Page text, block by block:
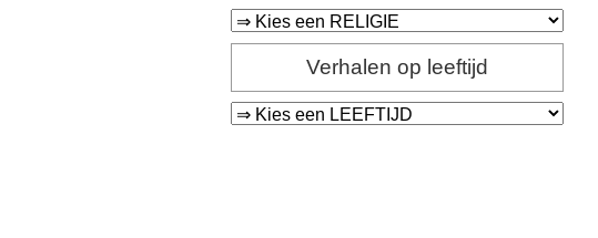
Verhalen op leeftijd